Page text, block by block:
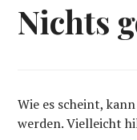
Nichts
Wie es scheint,
werden. Vielleicht